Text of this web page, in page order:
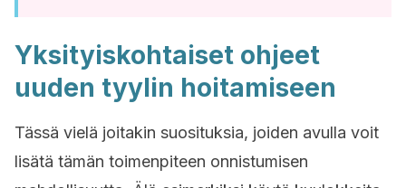
Yksityiskohtaiset ohjeet
uuden tyylin hoitamiseen
Tässä vielä joitakin suosituksia, joiden avulla voit
lisätä tämän toimenpiteen onnistumisen